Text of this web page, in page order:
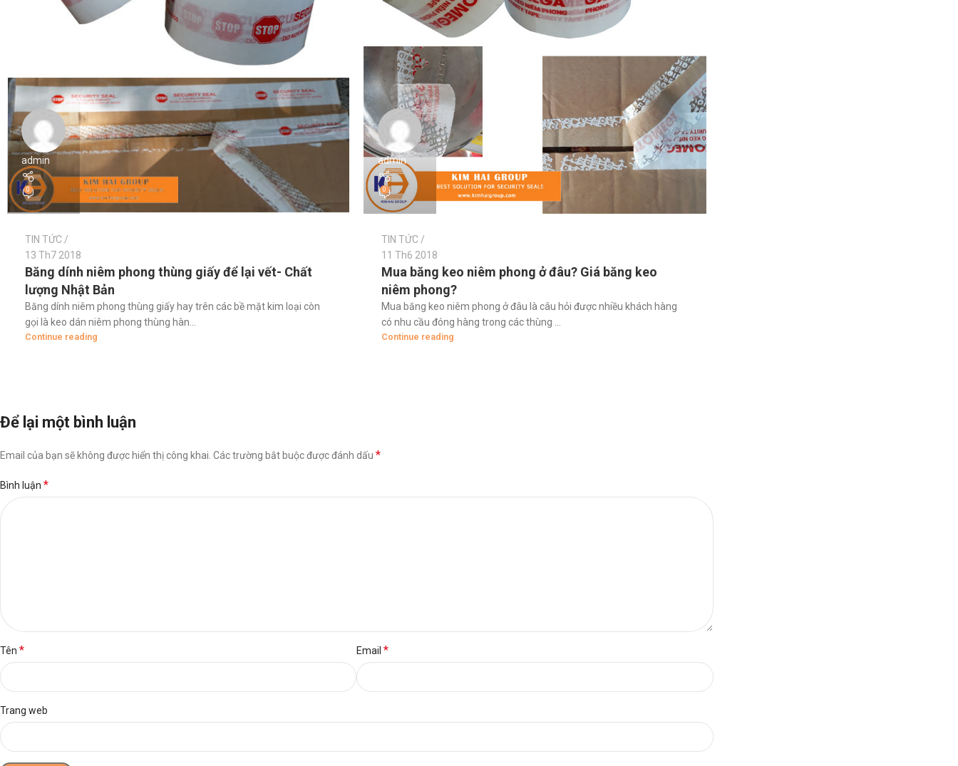
admin
0
TIN TỨC
13 Th7 2018
Băng dính niêm phong thùng giấy để lại vết- Chất
lượng Nhật Bản
Băng dính niêm phong thùng giấy hay trên các bề mặt kim loại còn
gọi là keo dán niêm phong thùng hàn...
Continue reading
admin
0
TIN TỨC
11 Th6 2018
Mua băng keo niêm phong ở đâu? Giá băng keo
niêm phong?
Mua băng keo niêm phong ở đâu là câu hỏi được nhiều khách hàng
có nhu cầu đóng hàng trong các thùng ...
Continue reading
Để lại một bình luận
Email của bạn sẽ không được hiển thị công khai. Các trường bắt buộc được đánh dấu *
Bình luận *
Tên * Email*
Trang web